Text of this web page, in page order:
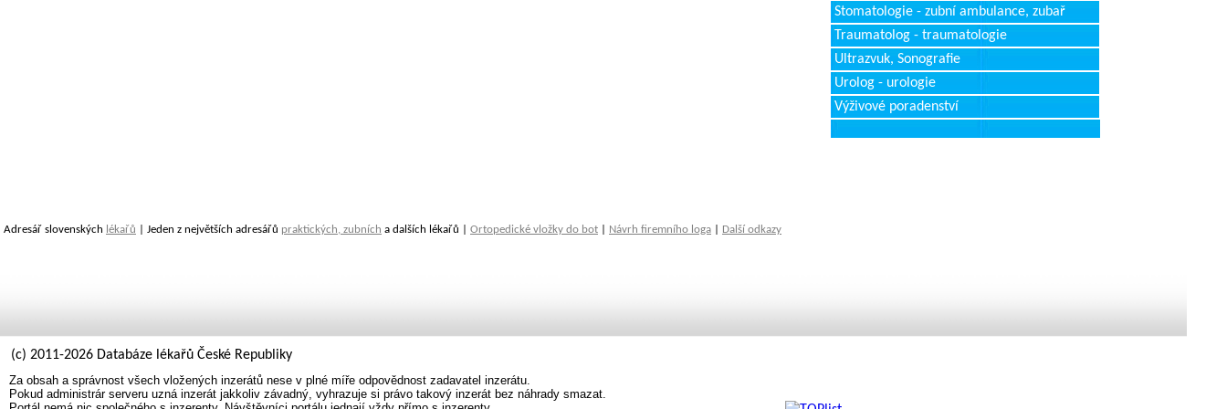
Stomatologie - zubní ambulance, zubař
Traumatolog - traumatologie
Ultrazvuk, Sonografie
Urolog - urologie
Výživové poradenství
Adresář slovenských lékařů | Jeden z největších adresářů praktických, zubních a dalších lékařů | Ortopedické vložky do bot Návrh firemního loga Další odkazy
(c) 2011-2026 Databáze lékařů České Republiky
Za obsah a správnost všech vložených inzerátů nese v plné míře odpovědnost zadavatel inzerátu.
Pokud administrár serveru uzná inzerát jakkoliv závadný, vyhrazuje si právo takový inzerát bez náhrady smazat.